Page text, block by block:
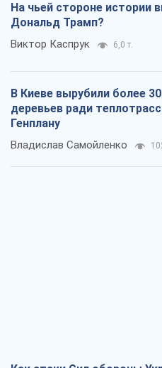
На чьей стороне истории
Дональд Трамп?
Виктор Каспрук 6,0 т.
В Киеве вырубили более
деревьев ради
Генплану
Владислав Самойленко